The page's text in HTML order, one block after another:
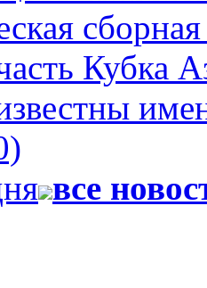
Кубка
все